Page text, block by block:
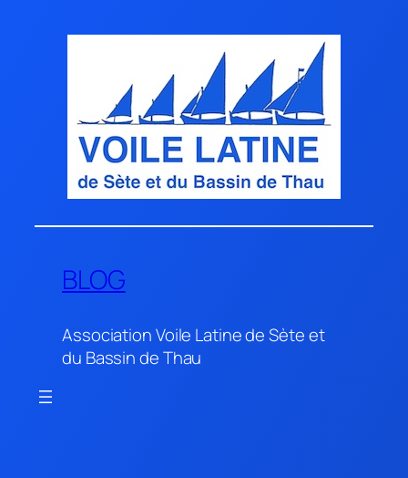
BLOG
Association Voile Latine de Sète et
du Bassin de Thau